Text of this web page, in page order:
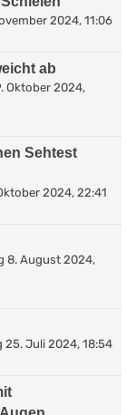
2024, 11:06
ab
Oktober 2024,
Sehtest
2024, 22:41
8. August 2024,
25. Juli 2024, 18:54